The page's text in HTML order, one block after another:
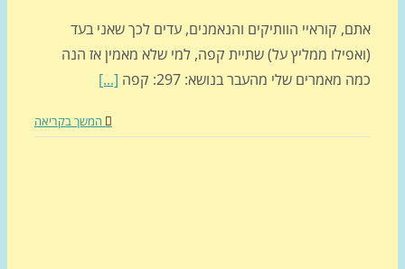
קוראיי הוותיקים והנאמנים, עדים לכך שאני בעד
ממליץ על) שתיית קפה, למי שלא מאמין אז הנה
מאמרים שלי מהעבר בנושא: 297: קפה
[...]
המשך בקריאה